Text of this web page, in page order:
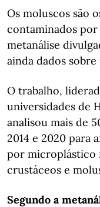
Os moluscos são
contaminados
metanálise
ainda dados
O trabalho,
universidades de
analisou mais de
2014 e 2020 para
por microplástico
crustáceos e
Segundo a